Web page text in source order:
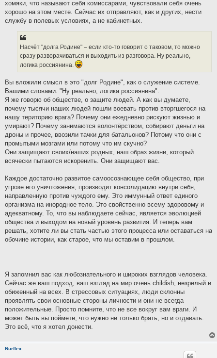
хомяки, что называют себя комиссарами, чувствовали себя очень
хорошо на этом месте. Сейчас их отправляют, как и других, нести
службу в полевых условиях, а не кабинетных.
Насчёт "долга Родине" – если кто-то говорит о таковом, то можно
сразу разворачиваться и выходить из разговора. Ну реально,
логика россиянина.
Вы вложили смысл в это "долг Родине", как о служение системе.
Вашими словами: "Ну реально, логика россиянина".
Я же говорю об обществе, о защите людей. А как вы думаете,
почему тысячи наших людей пошли воевать против вторгшегося на
нашу територию врага? Почему они ежедневно рискуют жизнью и
умирают? Почему занимаются волонтёрством, собирают деньги на
дроны и прочее, ввозили тачки для батальонов? Потому что они с
промытыми мозгами или потому что им скучно?
Они защищают своих/наших родных, наш образ жизни, который
всячески пытаются искоренить. Они защищают вас.
Каждое достаточно развитое самоосознающее себя общество, при
угрозе его уничтожения, производит консолидацию внутри себя,
направленную против чуждого ему. Это иммунный ответ единого
организма на инородное тело. Это свойственно всему здоровому и
адекватному. То, что вы наблюдаете сейчас, является эволюцией
общества и выходом на новый уровень развития. И теперь вам
решать, хотите ли вы стать частью этого процесса или оставаться на
обочине истории, как старое, что мы оставим в прошлом.
Я запомнил вас как любознательного и широких взглядов человека.
Сейчас же ваш подход, ваш взгляд на мир очень childish, незрелый и
обиженный на всех. В стрессовых ситуациях, люди склонны
проявлять свои основные стороны личности и они не всегда
положительные. Просто помните, что не все вокруг вам враги. И
может быть вы поймете, что нужно не только брать, но и отдавать.
Это всё, что я хотел донести.
Nurflex